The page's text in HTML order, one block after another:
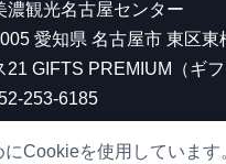
濃観光名古屋センター
愛知県 名古屋市 東区東
21 GIFTS PREMIUM（ギ
253-6185
：10:00～21:00
Cookieを使用しています